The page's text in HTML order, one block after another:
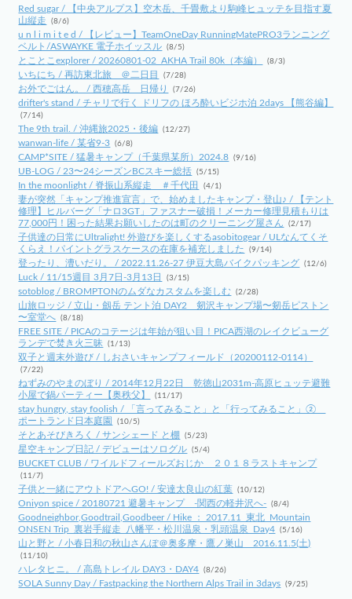
Red sugar / 【中央アルプス】空木岳、千畳敷より駒峰ヒュッテを目指す夏
山縦走
(8/6)
u n l i m i t e d / 【レビュー】TeamOneDay RunningMatePRO3ランニング
ベルト/ASWAYKE 電子ホイッスル (8/5)
とことこexplorer / 20260801-02_AKHA Trail 80k（本編） (8/3)
いちにち / 再訪東北旅 ＠二日目 (7/28)
お外でごはん。 / 西穂高岳 日帰り (7/26)
drifter's stand / チャリで行く ドリフの ほろ酔いビジホ泊 2days 【熊谷編】
(7/14)
The 9th trail. / 沖縄旅2025・後編 (12/27)
wanwan-life / 某省9-3 (6/8)
CAMP*SITE / 猛暑キャンプ（千葉県某所）2024.8 (9/16)
UB-LOG / 23〜24シーズンBCスキー総括 (5/15)
In the moonlight / 脊振山系縦走 ＃千代田 (4/1)
妻が突然「キャンプ推進宣言」で、始めましたキャンプ・登山♪ / 【テント
修理】ヒルバーグ「ナロ3GT」ファスナー破損！メーカー修理見積もりは
77,000円！困った結果お願いしたのは町のクリーニング屋さん
(2/17)
子供達の日常にUltralight! 外遊びを楽しくするasobitogear / ULなんてくそ
くらえ！パイントグラスケースの在庫を補充しました
(9/14)
登ったり、漕いだり。 / 2022.11.26-27 伊豆大島バイクパッキング (12/6)
Luck / 11/15週目 3月7日-3月13日 (3/15)
sotoblog / BROMPTONのムダなカスタムを楽しむ (2/28)
山旅ロッジ / 立山・劔岳 テント泊 DAY2 剱沢キャンプ場〜剱岳ピストン
〜室堂へ (8/18)
FREE SITE / PICAのコテージは年始が狙い目！PICA西湖のレイクビューグ
ランデで焚き火三昧
(1/13)
双子と週末外遊び / しおさいキャンプフィールド（20200112-0114）
(7/22)
ねずみのやまのぼり / 2014年12月22日 乾徳山2031m-高原ヒュッテ避難
小屋で鍋パーティー【奥秩父】
(11/17)
stay hungry, stay foolish / 「言ってみること」と「行ってみること」②
ポートランド日本庭園
(10/5)
そとあそびきろく / サンシェード と棚 (5/23)
星空キャンプ日記 / デビューはソログル (5/4)
BUCKET CLUB / ワイルドフィールズおじか ２０１８ラストキャンプ
(11/7)
子供と一緒にアウトドアへGO! / 安達太良山の紅葉 (10/12)
Oniyon spice / 20180721 避暑キャンプ -関西の軽井沢へ- (8/4)
Goodneighbor,Goodtrail,Goodbeer / Hike ： 2017.11_東北_Mountain
ONSEN Trip_裏岩手縦走_八幡平・松川温泉・乳頭温泉_Day4 (5/16)
山と野と / 小春日和の秋山さんぽ＠奥多摩・鷹ノ巣山 2016.11.5(土)
(11/10)
ハレタヒニ。 / 高島トレイル DAY3・DAY4 (8/26)
SOLA Sunny Day / Fastpacking the Northern Alps Trail in 3days (9/25)